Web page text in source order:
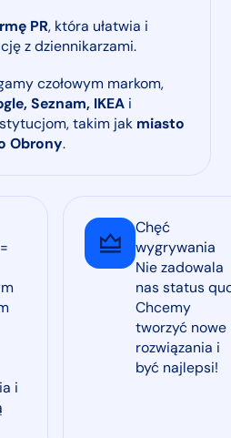
PR, która ułatwia i
z dziennikarzami.
czołowym markom,
Seznam, IKEA i
takim jak miasto
Obrony.
i
Chęć
wygrywania
Nie zadowala
nas status
Chcemy
tworzyć nowe
rozwiązania i
być najlepsi!